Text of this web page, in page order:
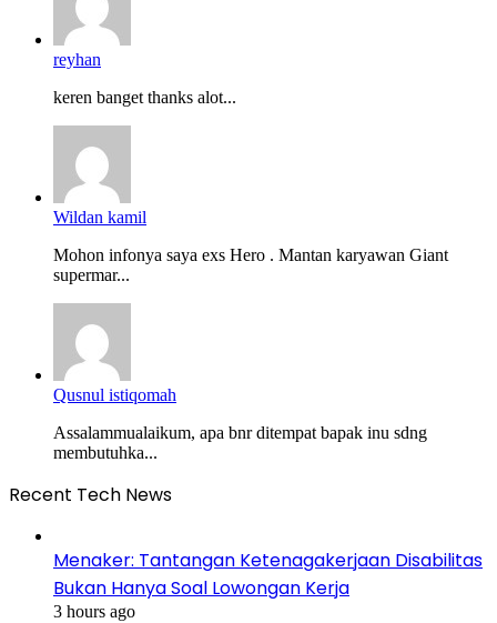
reyhan
keren banget thanks alot...
Wildan kamil
Mohon infonya saya exs Hero . Mantan karyawan Giant
supermar...
Qusnul istiqomah
Assalammualaikum, apa bnr ditempat bapak inu sdng
membutuhka...
Recent Tech News
Menaker: Tantangan Ketenagakerjaan Disabilitas
Bukan Hanya Soal Lowongan Kerja
3 hours ago